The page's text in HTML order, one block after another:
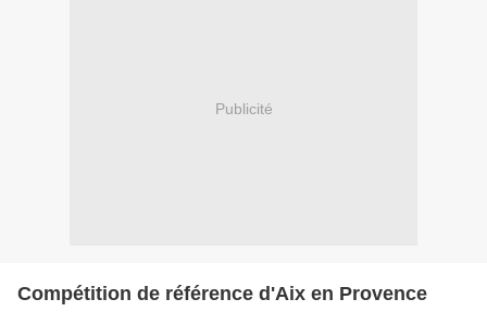
Publicité
Compétition de référence d'Aix en Provence